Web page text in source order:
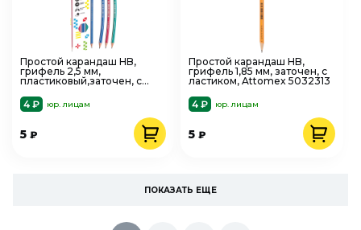
Простой карандаш HB,
грифель 2,5 мм,
пластиковый,заточен, с
4 ₽
юр. лицам
5 ₽
Простой карандаш HB,
грифель 1,85 мм, заточен, с
ластиком, Attomex 5032313
4 ₽
юр. лицам
5₽
ПОКАЗАТЬ ЕЩЕ